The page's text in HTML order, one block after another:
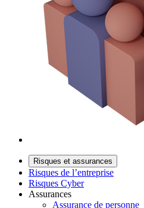
Risques et assurances
Risques de l’entreprise
Risques Cyber
Assurances
Assurance de personne